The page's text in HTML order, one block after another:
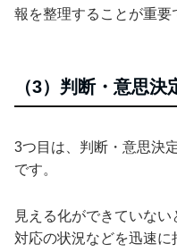
報を整理することが重要
（3）判断・意思
3つ目は、判断・意思決
です。
見える化ができていな
対応の状況などを迅速に